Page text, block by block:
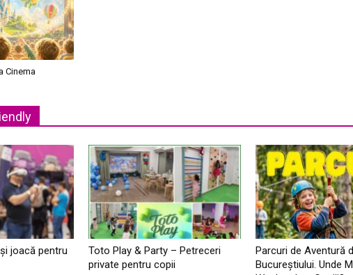
Cinema
joacă pentru
Toto Play & Party – Petreceri
private pentru copii
Parcuri de Aventură
Bucureştiului. Unde